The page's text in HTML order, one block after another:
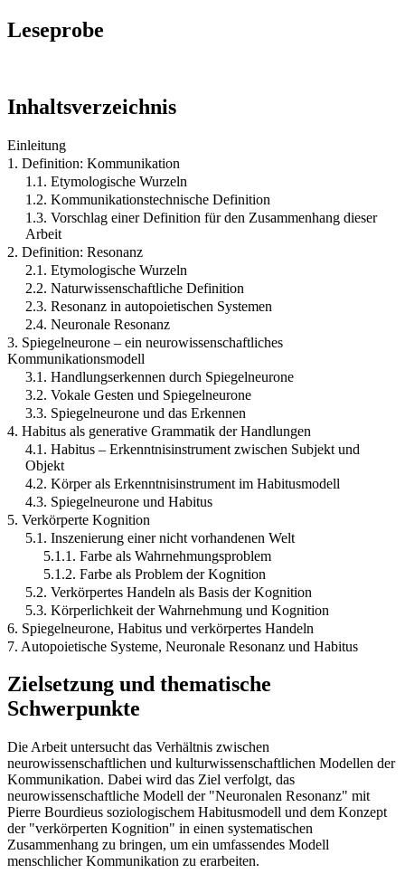
Leseprobe
Inhaltsverzeichnis
Einleitung
1. Definition: Kommunikation
1.1. Etymologische Wurzeln
1.2. Kommunikationstechnische Definition
1.3. Vorschlag einer Definition für den Zusammenhang dieser
Arbeit
2. Definition: Resonanz
2.1. Etymologische Wurzeln
2.2. Naturwissenschaftliche Definition
2.3. Resonanz in autopoietischen Systemen
2.4. Neuronale Resonanz
3. Spiegelneurone – ein neurowissenschaftliches
Kommunikationsmodell
3.1. Handlungserkennen durch Spiegelneurone
3.2. Vokale Gesten und Spiegelneurone
3.3. Spiegelneurone und das Erkennen
4. Habitus als generative Grammatik der Handlungen
4.1. Habitus – Erkenntnisinstrument zwischen Subjekt und
Objekt
4.2. Körper als Erkenntnisinstrument im Habitusmodell
4.3. Spiegelneurone und Habitus
5. Verkörperte Kognition
5.1. Inszenierung einer nicht vorhandenen Welt
5.1.1. Farbe als Wahrnehmungsproblem
5.1.2. Farbe als Problem der Kognition
5.2. Verkörpertes Handeln als Basis der Kognition
5.3. Körperlichkeit der Wahrnehmung und Kognition
6. Spiegelneurone, Habitus und verkörpertes Handeln
7. Autopoietische Systeme, Neuronale Resonanz und Habitus
Zielsetzung und thematische
Schwerpunkte
Die Arbeit untersucht das Verhältnis zwischen
neurowissenschaftlichen und kulturwissenschaftlichen Modellen der
Kommunikation. Dabei wird das Ziel verfolgt, das
neurowissenschaftliche Modell der "Neuronalen Resonanz" mit
Pierre Bourdieus soziologischem Habitusmodell und dem Konzept
der "verkörperten Kognition" in einen systematischen
Zusammenhang zu bringen, um ein umfassendes Modell
menschlicher Kommunikation zu erarbeiten.